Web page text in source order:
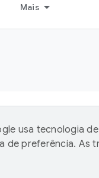
Mais
usa tecnologia
de preferência. As